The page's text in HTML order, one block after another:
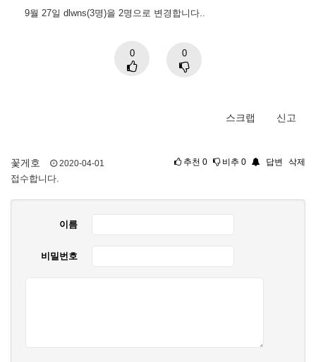
9월 27일 dlwns(3명)을 2명으로 변경합니다..
0 0
스크랩 신고
꽃게호 2020-04-01 추천 0 비추 0 답변 삭제
접수합니다.
이름
비밀번호